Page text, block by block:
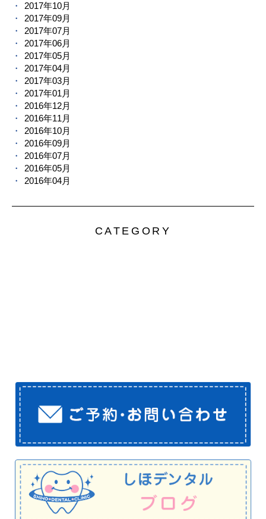
2017年10月
2017年09月
2017年07月
2017年06月
2017年05月
2017年04月
2017年03月
2017年01月
2016年12月
2016年11月
2016年10月
2016年09月
2016年07月
2016年05月
2016年04月
CATEGORY